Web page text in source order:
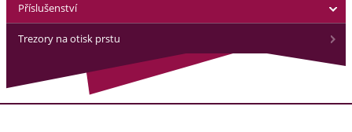
Příslušenství
Trezory na otisk prstu